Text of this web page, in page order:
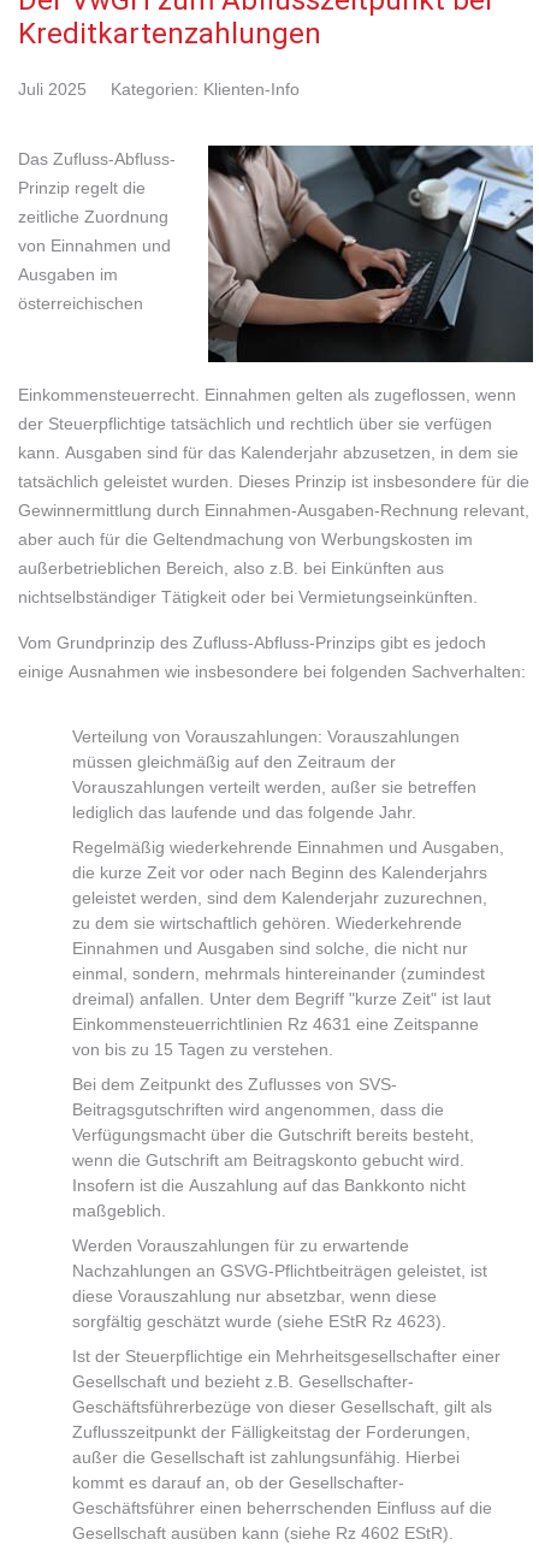
Kreditkartenzahlungen
Juli 2025 Kategorien: Klienten-Info
Das Zufluss-Abfluss-
Prinzip regelt die
zeitliche Zuordnung
von Einnahmen und
Ausgaben im
österreichischen
Einkommensteuerrecht. Einnahmen gelten als zugeflossen, wenn
der Steuerpflichtige tatsächlich und rechtlich über sie verfügen
kann. Ausgaben sind für das Kalenderjahr abzusetzen, in dem sie
tatsächlich geleistet wurden. Dieses Prinzip ist insbesondere für die
Gewinnermittlung durch Einnahmen-Ausgaben-Rechnung relevant,
aber auch für die Geltendmachung von Werbungskosten im
außerbetrieblichen Bereich, also z.B. bei Einkünften aus
nichtselbständiger Tätigkeit oder bei Vermietungseinkünften.
Vom Grundprinzip des Zufluss-Abfluss-Prinzips gibt es jedoch
einige Ausnahmen wie insbesondere bei folgenden Sachverhalten:
Verteilung von Vorauszahlungen: Vorauszahlungen
müssen gleichmäßig auf den Zeitraum der
Vorauszahlungen verteilt werden, außer sie betreffen
lediglich das laufende und das folgende Jahr.
Regelmäßig wiederkehrende Einnahmen und Ausgaben,
die kurze Zeit vor oder nach Beginn des Kalenderjahrs
geleistet werden, sind dem Kalenderjahr zuzurechnen,
zu dem sie wirtschaftlich gehören. Wiederkehrende
Einnahmen und Ausgaben sind solche, die nicht nur
einmal, sondern, mehrmals hintereinander (zumindest
dreimal) anfallen. Unter dem Begriff "kurze Zeit" ist laut
Einkommensteuerrichtlinien Rz 4631 eine Zeitspanne
von bis zu 15 Tagen zu verstehen.
Bei dem Zeitpunkt des Zuflusses von SVS-
Beitragsgutschriften wird angenommen, dass die
Verfügungsmacht über die Gutschrift bereits besteht,
wenn die Gutschrift am Beitragskonto gebucht wird.
Insofern ist die Auszahlung auf das Bankkonto nicht
maßgeblich.
Werden Vorauszahlungen für zu erwartende
Nachzahlungen an GSVG-Pflichtbeiträgen geleistet, ist
diese Vorauszahlung nur absetzbar, wenn diese
sorgfältig geschätzt wurde (siehe EStR Rz 4623).
Ist der Steuerpflichtige ein Mehrheitsgesellschafter einer
Gesellschaft und bezieht z.B. Gesellschafter-
Geschäftsführerbezüge von dieser Gesellschaft, gilt als
Zuflusszeitpunkt der Fälligkeitstag der Forderungen,
außer die Gesellschaft ist zahlungsunfähig. Hierbei
kommt es darauf an, ob der Gesellschafter-
Geschäftsführer einen beherrschenden Einfluss auf die
Gesellschaft ausüben kann (siehe Rz 4602 EStR).